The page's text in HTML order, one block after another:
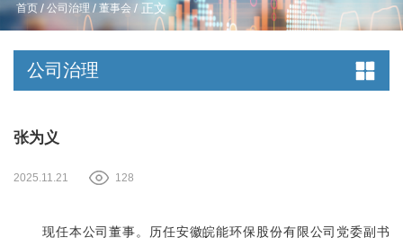
首页 / 公司治理 / 董事会 / 正文
公司治理
张为义
2025.11.21 128
现任本公司董事。历任安徽皖能环保股份有限公司党委副书